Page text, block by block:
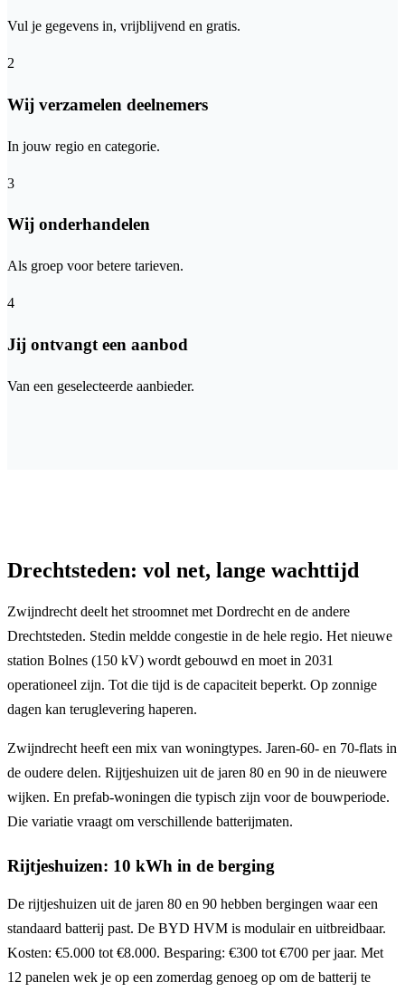
Vul je gegevens in, vrijblijvend en gratis.
2
Wij verzamelen deelnemers
In jouw regio en categorie.
3
Wij onderhandelen
Als groep voor betere tarieven.
4
Jij ontvangt een aanbod
Van een geselecteerde aanbieder.
Drechtsteden: vol net, lange wachttijd
Zwijndrecht deelt het stroomnet met Dordrecht en de andere
Drechtsteden. Stedin meldde congestie in de hele regio. Het nieuwe
station Bolnes (150 kV) wordt gebouwd en moet in 2031
operationeel zijn. Tot die tijd is de capaciteit beperkt. Op zonnige
dagen kan teruglevering haperen.
Zwijndrecht heeft een mix van woningtypes. Jaren-60- en 70-flats in
de oudere delen. Rijtjeshuizen uit de jaren 80 en 90 in de nieuwere
wijken. En prefab-woningen die typisch zijn voor de bouwperiode.
Die variatie vraagt om verschillende batterijmaten.
Rijtjeshuizen: 10 kWh in de berging
De rijtjeshuizen uit de jaren 80 en 90 hebben bergingen waar een
standaard batterij past. De BYD HVM is modulair en uitbreidbaar.
Kosten: €5.000 tot €8.000. Besparing: €300 tot €700 per jaar. Met
12 panelen wek je op een zomerdag genoeg op om de batterij te